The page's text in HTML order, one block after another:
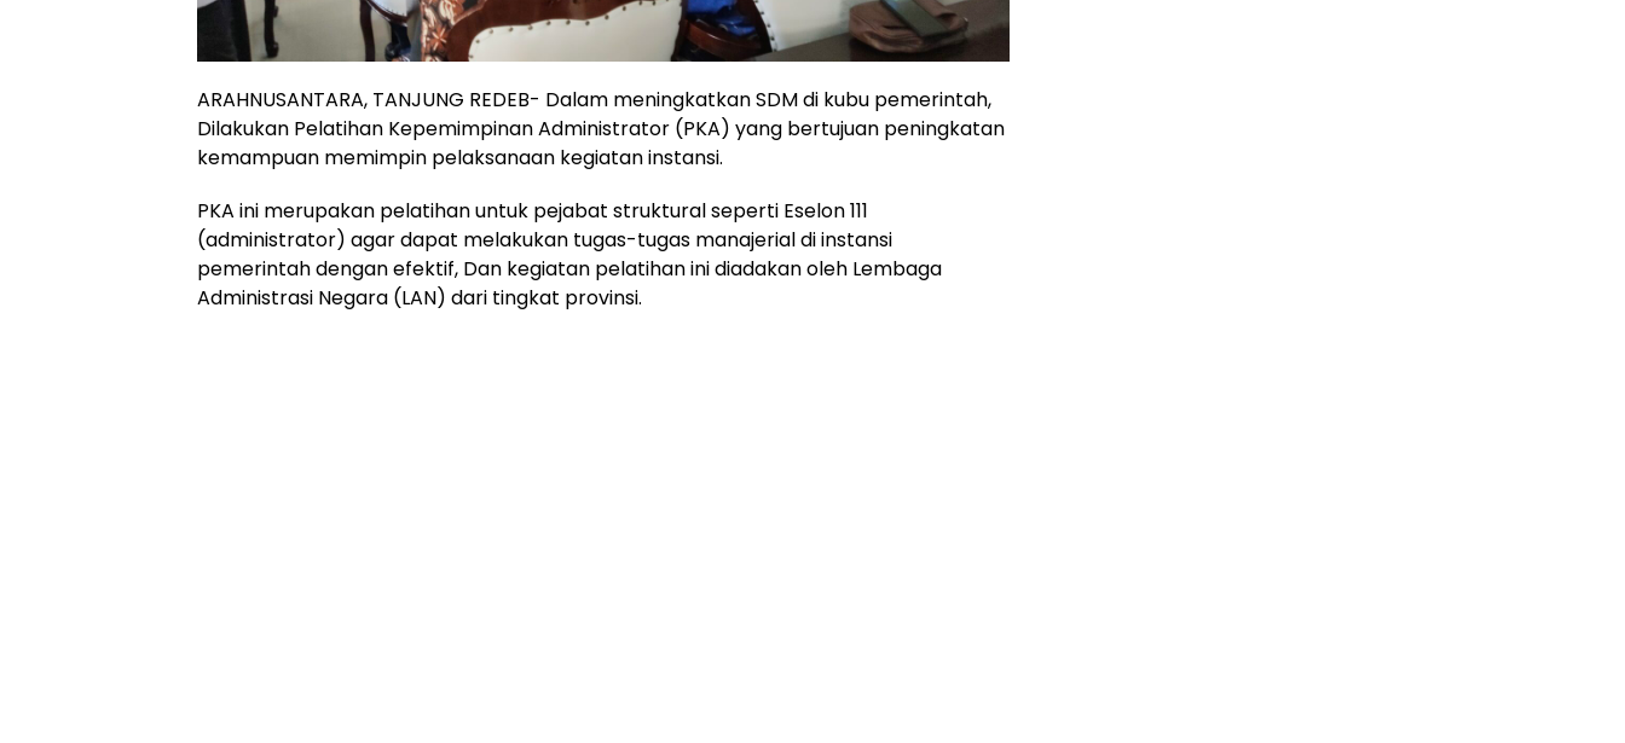
ARAHNUSANTARA, TANJUNG REDEB- Dalam meningkatkan SDM di kubu pemerintah,
Dilakukan Pelatihan Kepemimpinan Administrator (PKA) yang bertujuan peningkatan
kemampuan memimpin pelaksanaan kegiatan instansi.
PKA ini merupakan pelatihan untuk pejabat struktural seperti Eselon 111
(administrator) agar dapat melakukan tugas-tugas manajerial di instansi
pemerintah dengan efektif, Dan kegiatan pelatihan ini diadakan oleh Lembaga
Administrasi Negara (LAN) dari tingkat provinsi.